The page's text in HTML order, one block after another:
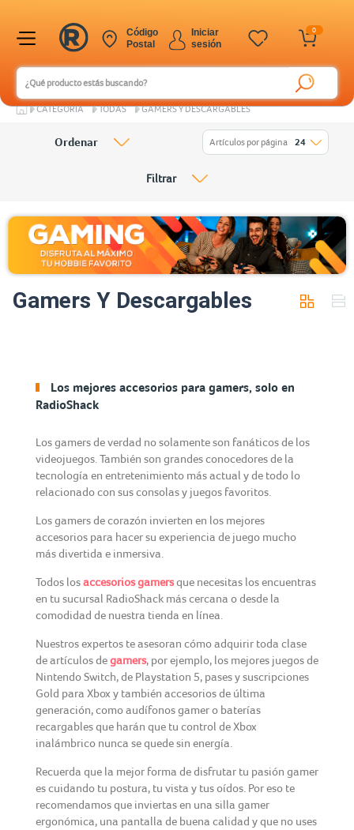
0
Iniciar
sesión
Código
Postal
CATEGORÍA TODAS GAMERS Y DESCARGABLES
Gamers Y Descargables
Ordenar Artículos por página 24
Filtrar
Los mejores accesorios para gamers, solo en
RadioShack
Los gamers de verdad no solamente son fanáticos de los
videojuegos. También son grandes conocedores de la
tecnología en entretenimiento más actual y de todo lo
relacionado con sus consolas y juegos favoritos.
Los gamers de corazón invierten en los mejores
accesorios para hacer su experiencia de juego mucho
más divertida e inmersiva.
Todos losaccesorios gamersque necesitas los encuentras
en tu sucursal RadioShack más cercana o desde la
comodidad de nuestra tienda en línea.
Nuestros expertos te asesoran cómo adquirir toda clase
de artículos degamers, por ejemplo, los mejores juegos de
Nintendo Switch, de Playstation 5, pases y suscripciones
Gold para Xbox y también accesorios de última
generación, como audífonos gamer o baterías
recargables que harán que tu control de Xbox
inalámbrico nunca se quede sin energía.
Recuerda que la mejor forma de disfrutar tu pasión gamer
es cuidando tu postura, tu vista y tus oídos. Por eso te
recomendamos que inviertas en una silla gamer
ergonómica, una pantalla de buena calidad y que no uses